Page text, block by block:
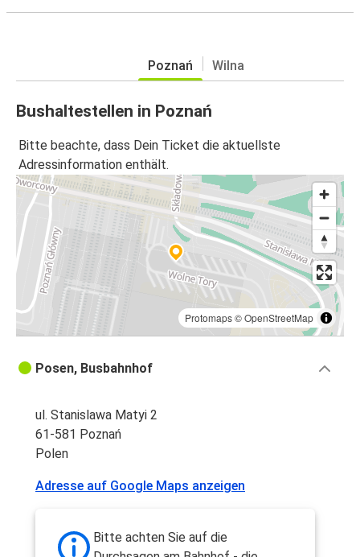
Poznań Wilna
Bushaltestellen in Poznań
Bitte beachte, dass Dein Ticket die aktuellste
Adressinformation enthält.
Protomaps©OpenStreetMap
Posen, Busbahnhof
ul. Stanislawa Matyi 2
61-581 Poznań
Polen
Adresse auf Google Maps anzeigen
Bitte achten Sie auf die